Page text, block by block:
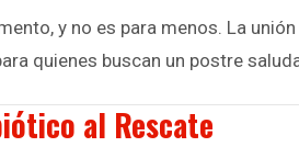
y no es para menos. La
quienes buscan un postre
al Rescate